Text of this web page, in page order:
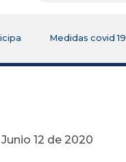
Medidas covid 19